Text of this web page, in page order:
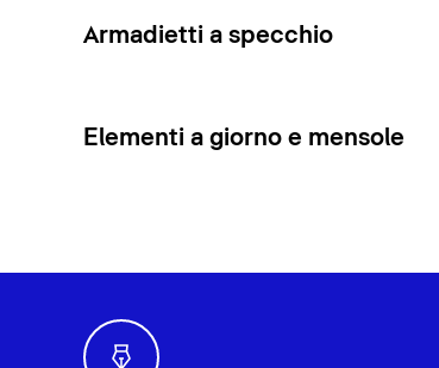
Armadietti a specchio
Elementi a giorno e mensole